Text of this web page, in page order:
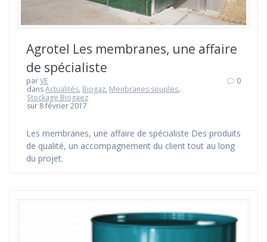
Agrotel Les membranes, une affaire
de spécialiste
parVE
dansActualités, Biogaz, Menbranes souples,
Stockage Biogaez
sur 8 février 2017
0
Les membranes, une affaire de spécialiste Des produits
de qualité, un accompagnement du client tout au long
du projet.